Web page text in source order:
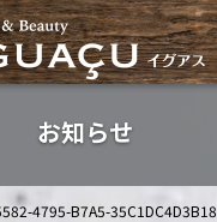
お知らせ
4795-B7A5-35C1DC4D3B18